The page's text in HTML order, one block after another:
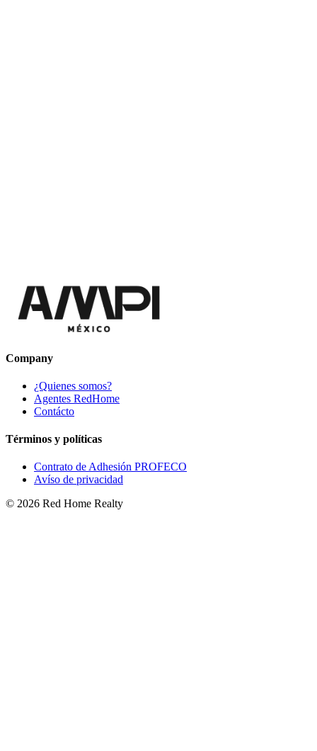
Company
¿Quienes somos?
Agentes RedHome
Contácto
Términos y políticas
Contrato de Adhesión PROFECO
Avíso de privacidad
© 2026 Red Home Realty